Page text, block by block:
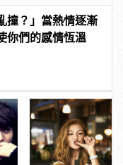
撞？」當熱情逐漸
你們的感情恆溫